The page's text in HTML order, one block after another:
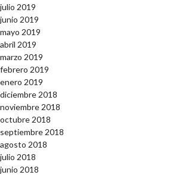
julio 2019
junio 2019
mayo 2019
abril 2019
marzo 2019
febrero 2019
enero 2019
diciembre 2018
noviembre 2018
octubre 2018
septiembre 2018
agosto 2018
julio 2018
junio 2018